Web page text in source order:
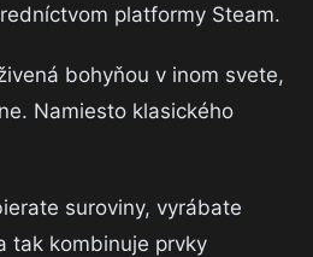
platformy Steam.
bohyňou v inom svete,
Namiesto klasického
suroviny, vyrábate
tak kombinuje prvky